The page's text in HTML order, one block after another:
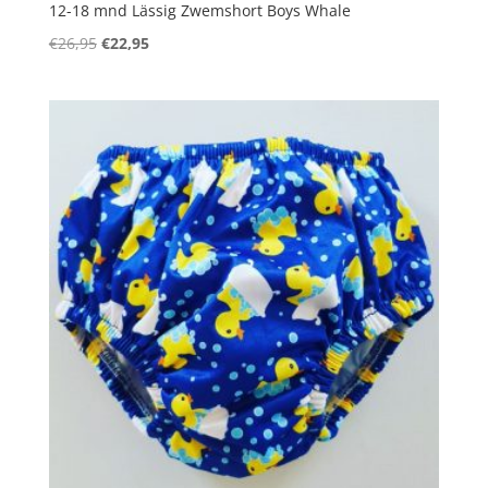
12-18 mnd Lässig Zwemshort Boys Whale
€26,95 Oorspronkelijke
€22,95Huidige